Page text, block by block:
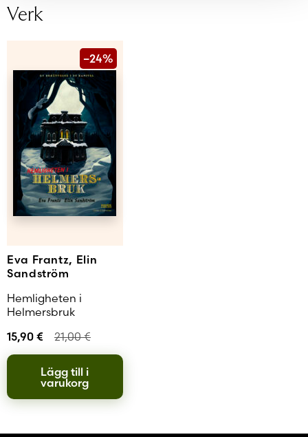
Verk
–24%
Eva Frantz, Elin
Sandström
Hemligheten i
Helmersbruk
15,90 € 21,00€
Lägg till i
varukorg